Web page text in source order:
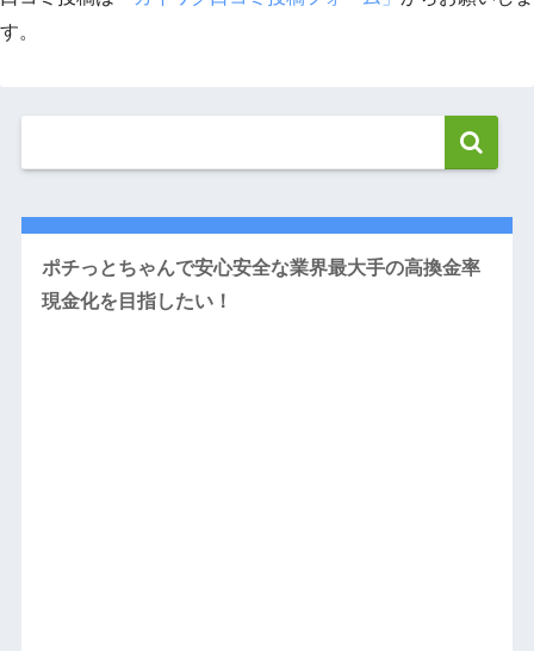
す。
ポチっとちゃんで安心安全な業界最大手の高換金率
現金化を目指したい！